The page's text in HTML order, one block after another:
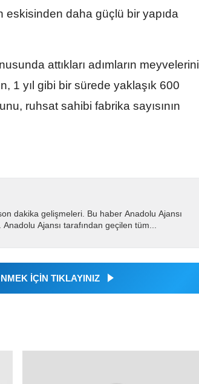
eskisinden daha güçlü bir yapıda
attıkları adımların meyvelerini
1 yıl gibi bir sürede yaklaşık 600
ruhsat sahibi fabrika sayısının
dakika gelişmeleri. Bu haber Anadolu Ajansı
Ajansı tarafından geçilen tüm...
İÇİN TIKLAYINIZ